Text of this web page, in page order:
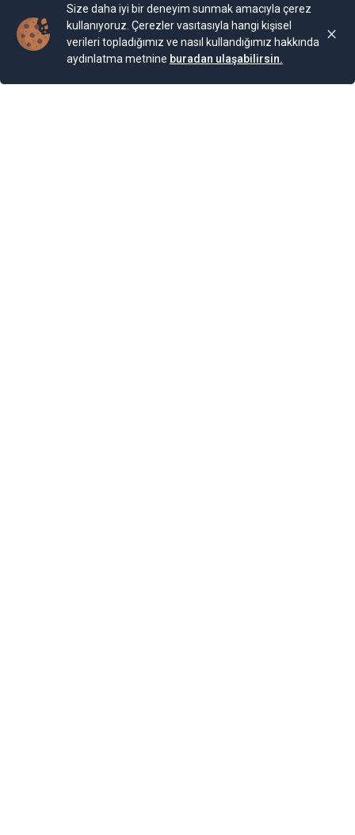
Size daha iyi bir deneyim sunmak amacıyla çerez
kullanıyoruz. Çerezler vasıtasıyla hangi kişisel
verileri topladığımız ve nasıl kullandığımız hakkında
aydınlatma metnine buradan ulaşabilirsin.